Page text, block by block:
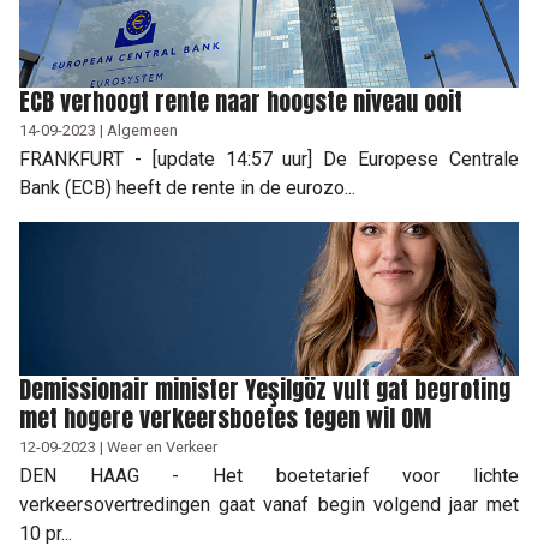
ECB verhoogt rente naar hoogste niveau ooit
14-09-2023 | Algemeen
FRANKFURT - [update 14:57 uur] De Europese Centrale
Bank (ECB) heeft de rente in de eurozo...
Demissionair minister Yeşilgöz vult gat begroting
met hogere verkeersboetes tegen wil OM
12-09-2023 | Weer en Verkeer
DEN HAAG - Het boetetarief voor lichte
verkeersovertredingen gaat vanaf begin volgend jaar met
10 pr...